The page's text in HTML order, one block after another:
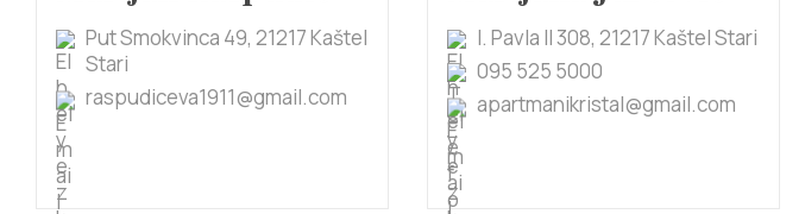
Put Smokvinca 49, 21217 Kaštel
Stari
raspudiceva1911@gmail.com
I. Pavla II 308, 21217 Kaštel Stari
095 525 5000
apartmanikristal@gmail.com